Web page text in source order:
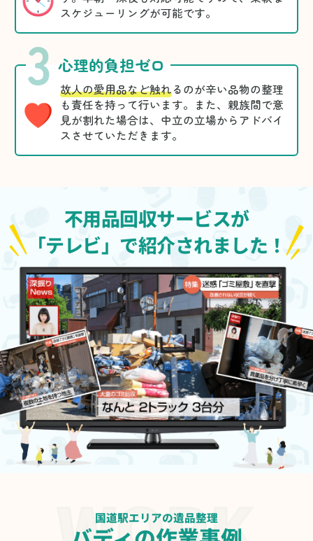
スケジューリングが可能です。
3 心理的負担ゼロ
故人の愛用品など触れるのが辛い品物の整理
も責任を持って行います。また、親族間で意
見が割れた場合は、中立の立場からアドバイ
スさせていただきます。
不用品回収サービスが
「テレビ」で紹介されました！
国道駅エリアの遺品整理